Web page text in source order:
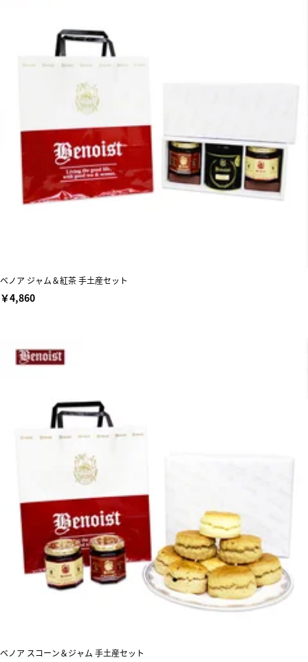
ベノア ジャム＆紅茶 手土産セット
￥4,860
ベノア スコーン＆ジャム 手土産セット